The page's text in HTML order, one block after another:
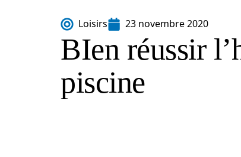
Loisirs 23 novembre 2020
BIen réussir
piscine